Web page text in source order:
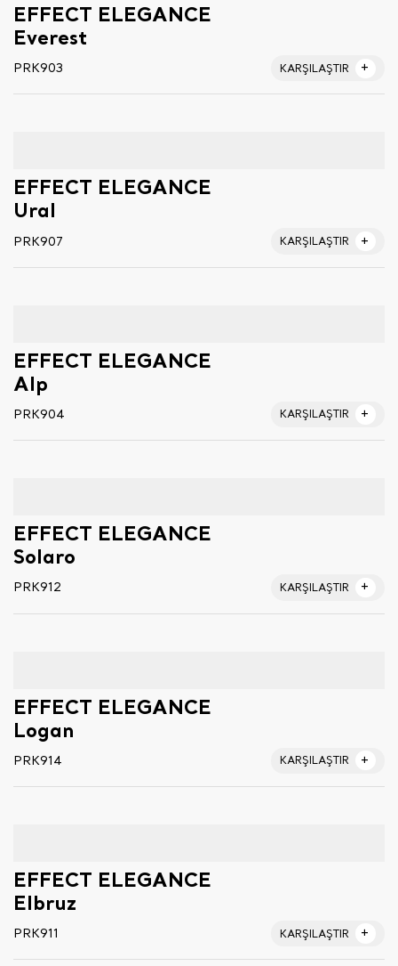
EFFECT ELEGANCE
Everest
PRK903 KARŞILAŞTIR
EFFECT ELEGANCE
Ural
PRK907 KARŞILAŞTIR
EFFECT ELEGANCE
Alp
PRK904 KARŞILAŞTIR
EFFECT ELEGANCE
Solaro
PRK912 KARŞILAŞTIR
EFFECT ELEGANCE
Logan
PRK914 KARŞILAŞTIR
EFFECT ELEGANCE
Elbruz
PRK911 KARŞILAŞTIR